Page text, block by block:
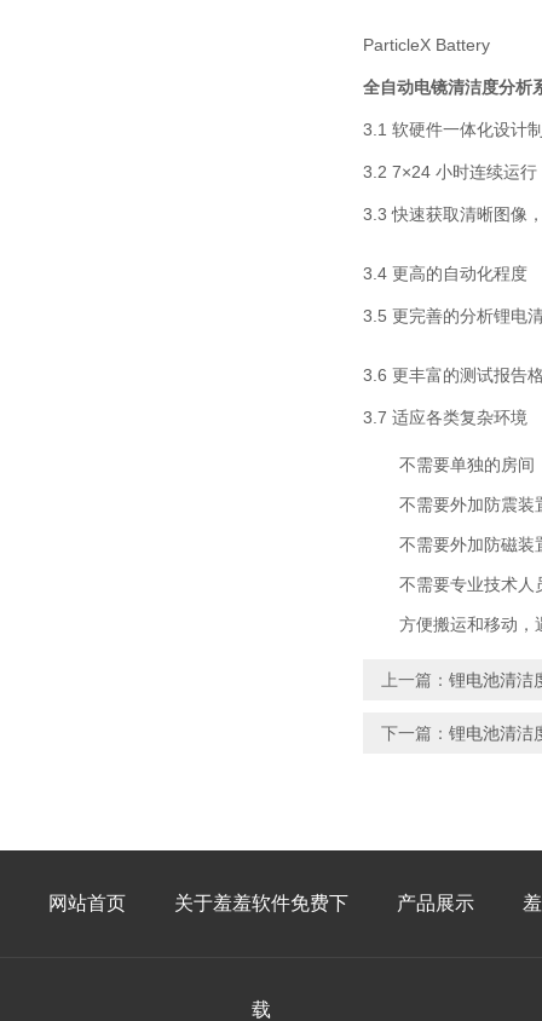
ParticleX Battery
全自动电镜清洁度分析
3.1 软硬件一体化设计制
3.2 7×24 小时连续运行
3.3 快速获取清晰图像
3.4 更高的自动化程度
3.5 更完善的分析锂电清
3.6 更丰富的测试报告
3.7 适应各类复杂环境
不需要单独的房间
不需要外加防震装置
不需要外加防磁装置
不需要专业技术人员
方便搬运和移动
上一篇： 锂电池清洁
下一篇： 锂电池清洁
网站首页 关于羞羞软件免费下
载
产品展示